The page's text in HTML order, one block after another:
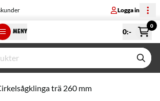
Logga in
MENY 0:-
0
trä 260 mm